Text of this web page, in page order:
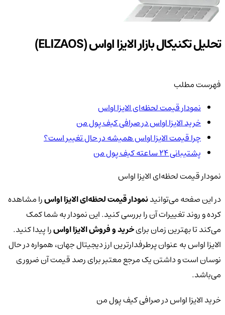
تحلیل تکنیکال بازار الایزا او‌اس (ELIZAOS)
فهرست مطلب
نمودار قیمت لحظه‌ای الایزا او‌اس
خرید الایزا او‌اس در صرافی کیف پول من
چرا قیمت الایزا او‌اس همیشه در حال تغییر است؟
پشتیبانی ۲۴ ساعته کیف پول من
نمودار قیمت لحظه‌ای الایزا او‌اس
در این صفحه می‌توانیدنمودار قیمت لحظه‌ای الایزا او‌اسرا مشاهده
کرده و روند تغییرات آن را بررسی کنید. این نمودار به شما کمک
می‌کند تا بهترین زمان برایخرید و فروش الایزا او‌اسرا پیدا کنید.
الایزا او‌اس به عنوان پرطرفدارترین ارز دیجیتال جهان، همواره در حال
نوسان است و داشتن یک مرجع معتبر برای رصد قیمت آن ضروری
می‌باشد.
خرید الایزا او‌اس در صرافی کیف پول من